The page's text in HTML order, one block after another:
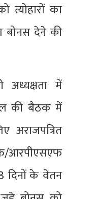
त्योहारों का
बोनस देने की
अध्यक्षता में
की बैठक में
अराजपत्रित
आरपीएसएफ
दिनों के वेतन